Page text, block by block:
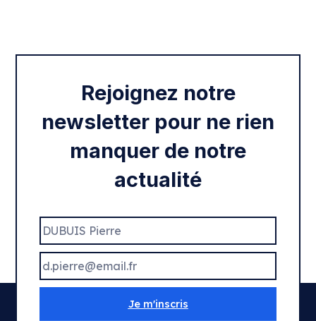
Rejoignez notre
newsletter pour ne rien
manquer de notre
actualité
Je m'inscris